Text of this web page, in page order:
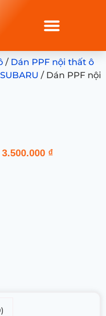
/ Dán PPF nội thất ô
/ Dán PPF nội
3.500.000 ₫